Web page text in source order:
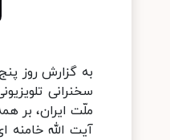
به گزارش روز
سخنرانی
ملّت ایران، بر
آیت الله خامنه